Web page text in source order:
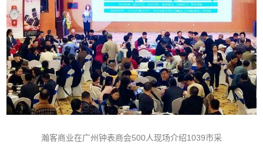
瀚客商业在广州钟表商会500人现场介绍1039市采